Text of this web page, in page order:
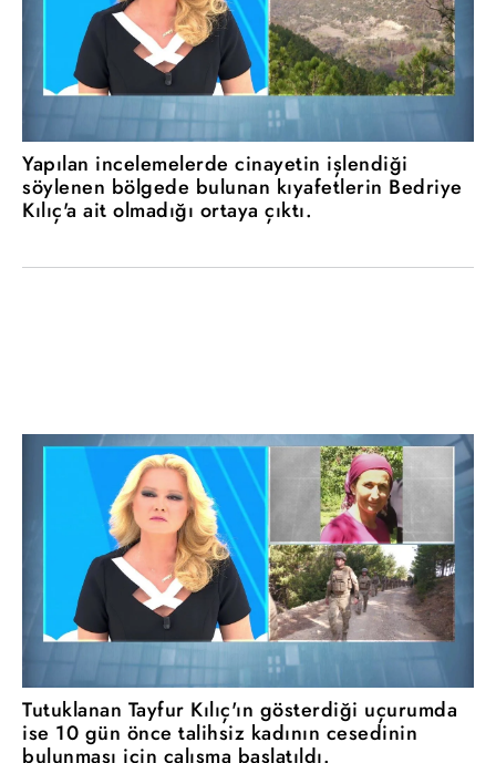
Yapılan incelemelerde cinayetin işlendiği
söylenen bölgede bulunan kıyafetlerin Bedriye
Kılıç'a ait olmadığı ortaya çıktı.
Tutuklanan Tayfur Kılıç'ın gösterdiği uçurumda
ise 10 gün önce talihsiz kadının cesedinin
bulunması için çalışma başlatıldı.